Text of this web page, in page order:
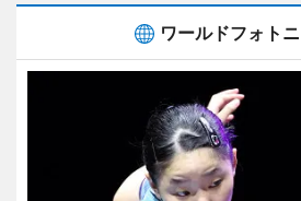
ワールドフォト